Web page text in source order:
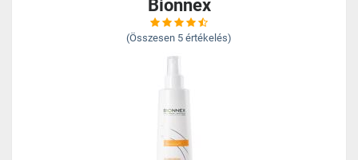
Bionnex
(Összesen 5 értékelés)